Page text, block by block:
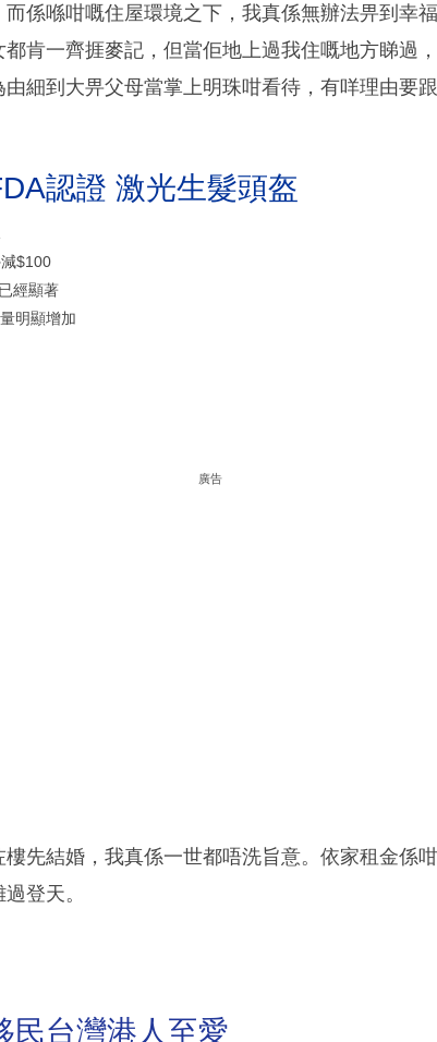
係喺咁嘅住屋環境之下，我真係無辦法畀到幸
肯一齊捱麥記，但當佢地上過我住嘅地方睇過
細到大畀父母當掌上明珠咁看待，有咩理由要
認證 激光生髮頭盔
$100
經顯著
明顯增加
廣告
先結婚，我真係一世都唔洗旨意。依家租金係
登天。
民台灣港人至愛